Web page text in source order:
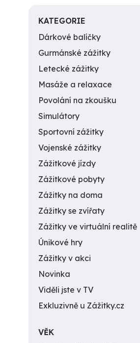
KATEGORIE
Dárkové balíčky
Gurmánské zážitky
Letecké zážitky
Masáže a relaxace
Povolání na zkoušku
Simulátory
Sportovní zážitky
Vojenské zážitky
Zážitkové jízdy
Zážitkové pobyty
Zážitky na doma
Zážitky se zvířaty
Zážitky ve virtuální realitě
Únikové hry
Zážitky v akci
Novinka
Viděli jste v TV
Exkluzivně u Zážitky.cz
VĚK